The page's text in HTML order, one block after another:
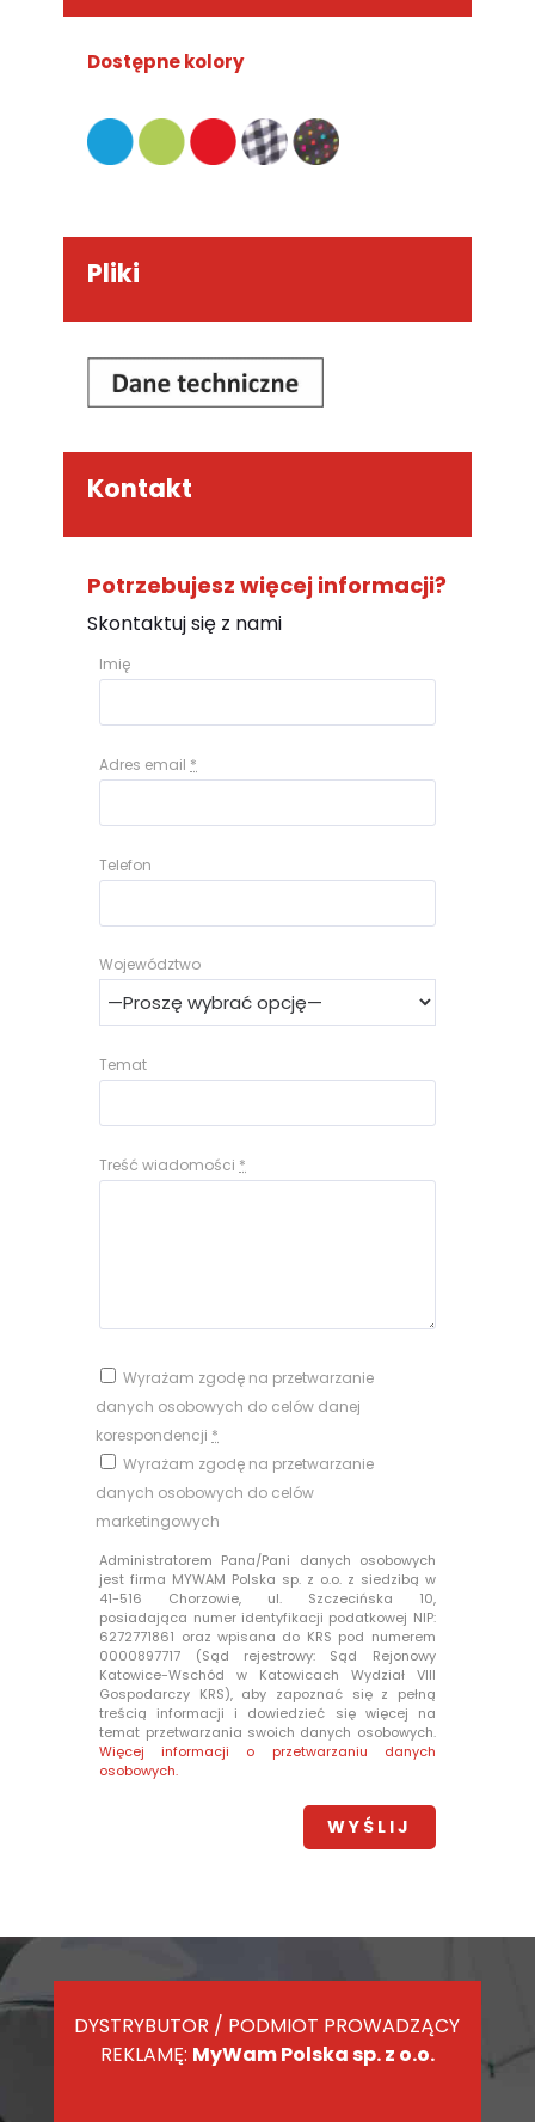
Dostępne kolory
Pliki
Kontakt
Potrzebujesz więcej informacji?
Skontaktuj się z nami
Imię
Adres email *
Telefon
Województwo
Temat
Treść wiadomości *
Wyrażam zgodę na przetwarzanie
danych osobowych do celów danej
korespondencji *
Wyrażam zgodę na przetwarzanie
danych osobowych do celów
marketingowych
Administratorem Pana/Pani danych osobowych
jest firma MYWAM Polska sp. z o.o. z siedzibą w
41-516 Chorzowie, ul. Szczecińska 10,
posiadająca numer identyfikacji podatkowej NIP:
6272771861 oraz wpisana do KRS pod numerem
0000897717 (Sąd rejestrowy: Sąd Rejonowy
Katowice-Wschód w Katowicach Wydział VIII
Gospodarczy KRS), aby zapoznać się z pełną
treścią informacji i dowiedzieć się więcej na
temat przetwarzania swoich danych osobowych.
Więcej informacji o przetwarzaniu danych
osobowych.
DYSTRYBUTOR / PODMIOT PROWADZĄCY
REKLAMĘ: MyWam Polska sp. z o.o.